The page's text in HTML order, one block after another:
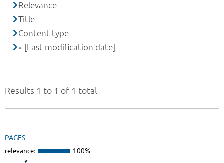
Results 1 to 1 of 1 total
PAGES
relevance: 100%
Relevance
Title
Content type
[Last modification date]